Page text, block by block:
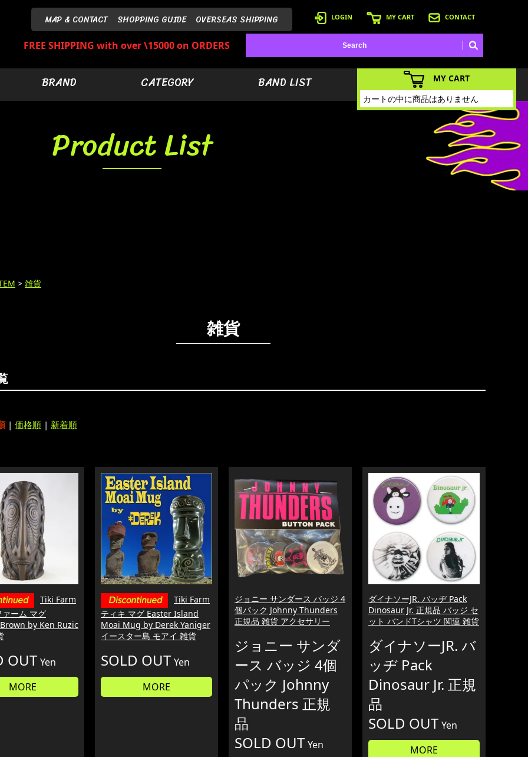
MAP & CONTACT SHOPPING GUIDE OVERSEAS SHIPPING LOGIN MY CART CONTACT
FREE SHIPPING with over \15000 on ORDERS
BRAND CATEGORY BAND LIST
Product List
MY CART
カートの中に商品はありません
> 雑貨
雑貨
| 価格順 | 新着順
Tiki Farm
ーム マグ
by Ken Ruzic
OUT Yen
MORE
Tiki Farm
ティキ マグ Easter Island
Moai Mug by Derek Yaniger
イースター島 モアイ 雑貨
SOLD OUT Yen
MORE
ジョニー サンダース バッジ 4
個パック Johnny Thunders
正規品 雑貨 アクセサリー
ジョニー サンダ
ース バッジ 4個
パック Johnny
Thunders 正規
品
SOLD OUT Yen
ダイナソーJR. バッヂ Pack
Dinosaur Jr. 正規品 バッジ セ
ット バンドTシャツ 関連 雑貨
ダイナソーJR. バ
ッヂ Pack
Dinosaur Jr. 正規
品
SOLD OUT Yen
MORE